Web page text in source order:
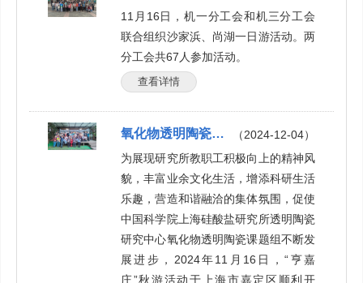
11月16日，机一分工会和机三分工会
联合组织沙家浜、尚湖一日游活动。两
分工会共67人参加活动。
查看详情
（2024-12-04）
氧化物透明陶瓷课题组赴亨嘉庄秋游活动
为展现研究所教职工积极向上的精神风
貌，丰富业余文化生活，增添科研生活
乐趣，营造和谐融洽的集体氛围，促使
中国科学院上海硅酸盐研究所透明陶瓷
研究中心氧化物透明陶瓷课题组不断发
展进步，2024年11月16日，“亨嘉
庄”秋游活动于上海市嘉定区顺利开